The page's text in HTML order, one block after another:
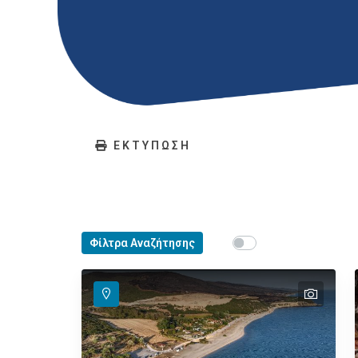
ΕΚΤΥΠΩΣΗ
Φίλτρα Αναζήτησης Show map on mouse
text